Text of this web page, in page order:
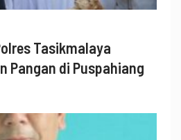
Tasikmalaya
Pangan di Puspahiang